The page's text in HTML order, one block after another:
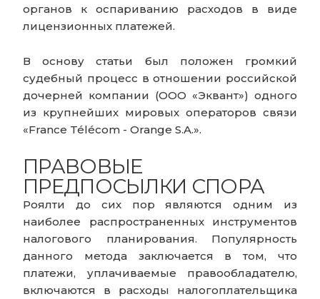
органов к оспариванию расходов в виде
лицензионных платежей.
В основу статьи был положен громкий
судебный процесс в отношении российской
дочерней компании (ООО «Эквант») одного
из крупнейших мировых операторов связи
«France Télécom - Orange S.A.».
ПРАВОВЫЕ
ПРЕДПОСЫЛКИ СПОРА
Роялти до сих пор являются одним из
наиболее распространенных инструментов
налогового планирования. Популярность
данного метода заключается в том, что
платежи, уплачиваемые правообладателю,
включаются в расходы налогоплательщика